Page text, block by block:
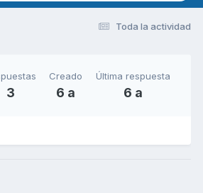
Toda la actividad
3
Creado
6 a
Última respuesta
6 a